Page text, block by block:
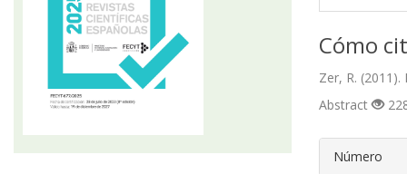
Cómo
Zer, R. (2011).
Abstract
Número